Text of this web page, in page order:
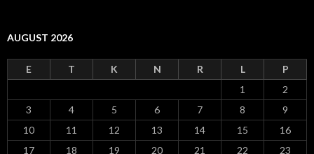
AUGUST 2026
E T K N R L
P
1
2
3
4 5 6 7 8
9
10
11 12 13 14 15
16
17
18 19 20 21 22 23